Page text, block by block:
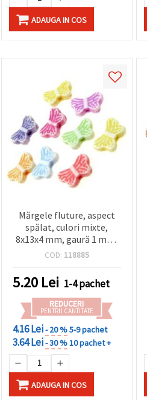
ADAUGA IN COS
Mărgele fluture, aspect
spălat, culori mixte,
8x13x4 mm, gaură 1 mm,
50 g (~160 buc.)
COD: 118885
5.20 Lei 1-4 pachet
REDUCERI
PENTRU CANTITATE
4.16 Lei- 20 %5-9 pachet
3.64 Lei- 30 %10 pachet +
ADAUGA IN COS